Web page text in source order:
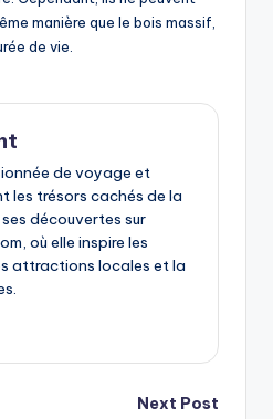
manière que le bois massif,
de vie.
de voyage et
les trésors cachés de la
découvertes sur
où elle inspire les
attractions locales et la
Next Post